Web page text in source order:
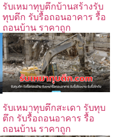
รับเหมาทุบตึกบ้านสร้างรับ
ทุบตึก รับรื้อถอนอาคาร รื้อ
ถอนบ้าน ราคาถูก
รับเหมาทุบตึกสะเดา รับทุบ
ตึก รับรื้อถอนอาคาร รื้อ
ถอนบ้าน ราคาถูก